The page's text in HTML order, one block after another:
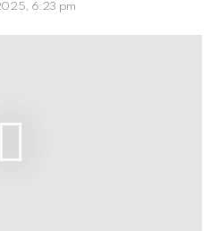
6:23 pm